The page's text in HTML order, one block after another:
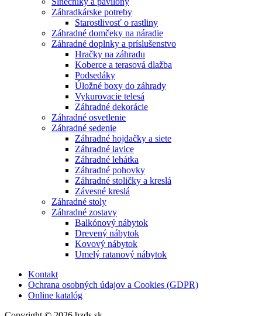
Záhradkárske potreby
Starostlivosť o rastliny
Záhradné domčeky na náradie
Záhradné doplnky a príslušenstvo
Hračky na záhradu
Koberce a terasová dlažba
Podsedáky
Úložné boxy do záhrady
Vykurovacie telesá
Záhradné dekorácie
Záhradné osvetlenie
Záhradné sedenie
Záhradné hojdačky a siete
Záhradné lavice
Záhradné lehátka
Záhradné pohovky
Záhradné stoličky a kreslá
Závesné kreslá
Záhradné stoly
Záhradné zostavy
Balkónový nábytok
Drevený nábytok
Kovový nábytok
Umelý ratanový nábytok
Kontakt
Ochrana osobných údajov a Cookies (GDPR)
Online katalóg